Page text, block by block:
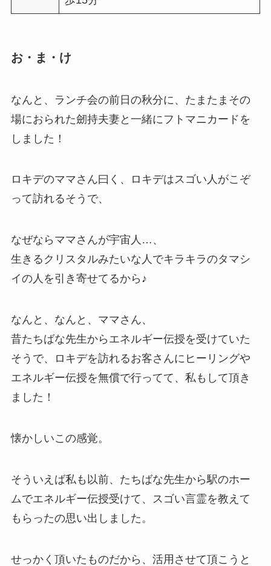
お・ま・け
なんと、ランチ会の前日の秋分に、たまたまその
場におられた劒持夫妻と一緒にフトマニカードを
しました！
ロキデのママさん曰く、ロキデはスゴい人がこぞ
って訪れるそうで、
なぜならママさんが宇宙人…、
生きるクリスタルみたいな人でキラキラのタマシ
イの人を引き寄せてるから♪
なんと、なんと、ママさん、
昔たちばな先生からエネルギー伝授を受けていた
そうで、ロキデを訪れるお客さんにヒーリングや
エネルギー伝授を無償で行ってて、私もして頂き
ました！
懐かしいこの感覚。
そういえば私も以前、たちばな先生から駅のホー
ムでエネルギー伝授受けて、スゴい言霊を教えて
もらったの思い出しました。
せっかく頂いたものだから、活用させて頂こうと